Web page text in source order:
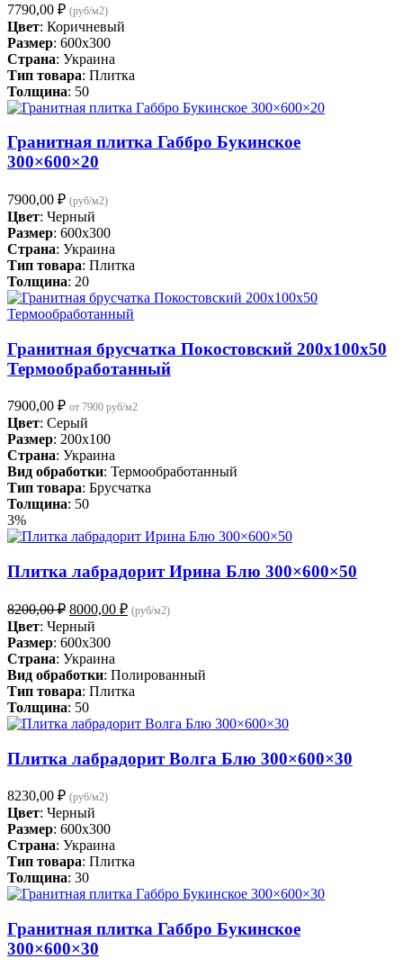
7790,00 ₽ (руб/м2)
Цвет: Коричневый
Размер: 600x300
Страна: Украина
Тип товара: Плитка
Толщина: 50
Гранитная плитка Габбро Букинское
300×600×20
7900,00 ₽ (руб/м2)
Цвет: Черный
Размер: 600x300
Страна: Украина
Тип товара: Плитка
Толщина: 20
Гранитная брусчатка Покостовский 200х100х50
Термообработанный
7900,00 ₽ от 7900 руб/м2
Цвет: Серый
Размер: 200x100
Страна: Украина
Вид обработки: Термообработанный
Тип товара: Брусчатка
Толщина: 50
3%
Плитка лабрадорит Ирина Блю 300×600×50
8200,00₽ Первоначальная
цена
составляла
8200,00 ₽.
8000,00 ₽Текущая
цена:
(руб/м2)
Цвет: Черный
Размер: 600x300
Страна: Украина
Вид обработки: Полированный
Тип товара: Плитка
Толщина: 50
Плитка лабрадорит Волга Блю 300×600×30
8230,00 ₽ (руб/м2)
Цвет: Черный
Размер: 600x300
Страна: Украина
Тип товара: Плитка
Толщина: 30
Гранитная плитка Габбро Букинское
300×600×30